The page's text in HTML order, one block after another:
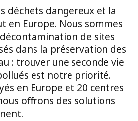
déchets dangereux et la
en Europe. Nous sommes
de sites
dans la préservation des
: trouver une seconde vie
est notre priorité.
en Europe et 20 centres
offrons des solutions